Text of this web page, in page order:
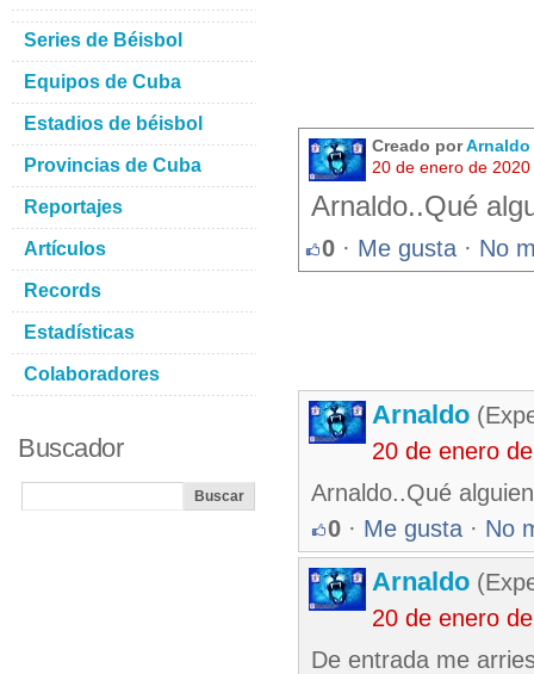
Creado porArnaldo
20 de enero de
Arnaldo..Qué
0 · Me gusta · No
Arnaldo
20 de enero
Arnaldo..Qué
0 · Me gusta · No
Arnaldo
20 de enero
De entrada me
Series de Béisbol
Equipos de Cuba
Estadios de béisbol
Provincias de Cuba
Reportajes
Artículos
Records
Estadísticas
Colaboradores
Buscador